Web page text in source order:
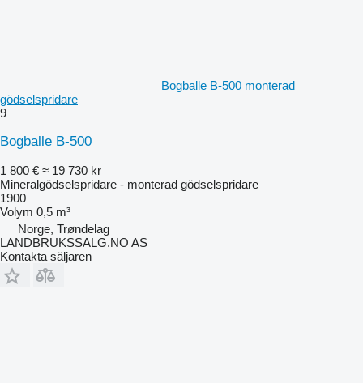
Bogballe B-500 monterad
gödselspridare
9
Bogballe B-500
1 800 € ≈ 19 730 kr
Mineralgödselspridare - monterad gödselspridare
1900
Volym 0,5 m³
Norge, Trøndelag
LANDBRUKSSALG.NO AS
Kontakta säljaren